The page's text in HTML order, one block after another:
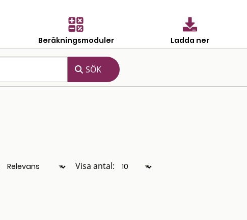
Beräkningsmoduler Ladda ner
Visa antal: